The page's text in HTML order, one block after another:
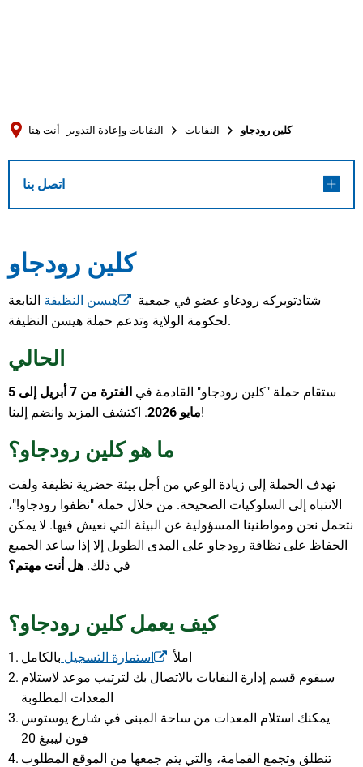
Български
أنت هنا النفايات وإعادة التدوير النفايات كلين رودجاو
اتصل بنا
كلين رودجاو
شتادتويركه رودغاو عضو في جمعية هيسن النظيفة التابعة
لحكومة الولاية وتدعم حملة هيسن النظيفة.
الحالي
ستقام حملة "كلين رودجاو" القادمة في
الفترة من 7 أبريل إلى 5
مايو 2026 . اكتشف المزيد وانضم إلينا!
ما هو كلين رودجاو؟
تهدف الحملة إلى زيادة الوعي من أجل بيئة حضرية نظيفة ولفت
الانتباه إلى السلوكيات الصحيحة. من خلال حملة "نظفوا رودجاو!"،
نتحمل نحن ومواطنينا المسؤولية عن البيئة التي نعيش فيها. لا يمكن
الحفاظ على نظافة رودجاو على المدى الطويل إلا إذا ساعد الجميع
في ذلك. هل أنت مهتم؟
كيف يعمل كلين رودجاو؟
املأ استمارة التسجيل بالكامل
سيقوم قسم إدارة النفايات بالاتصال بك لترتيب موعد لاستلام
المعدات المطلوبة
يمكنك استلام المعدات من ساحة المبنى في شارع يوستوس
فون ليبيغ 20
تنطلق وتجمع القمامة، والتي يتم جمعها من الموقع المطلوب